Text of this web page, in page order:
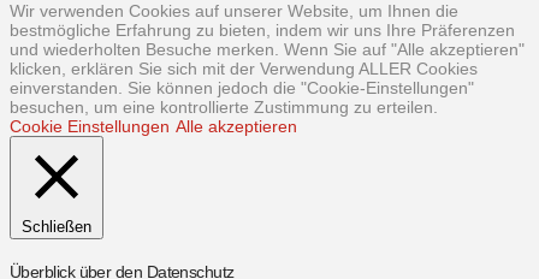
Wir verwenden Cookies auf unserer Website, um Ihnen die
bestmögliche Erfahrung zu bieten, indem wir uns Ihre Präferenzen
und wiederholten Besuche merken. Wenn Sie auf "Alle akzeptieren"
klicken, erklären Sie sich mit der Verwendung ALLER Cookies
einverstanden. Sie können jedoch die "Cookie-Einstellungen"
besuchen, um eine kontrollierte Zustimmung zu erteilen.
Cookie Einstellungen Alle akzeptieren
Schließen
Überblick über den Datenschutz